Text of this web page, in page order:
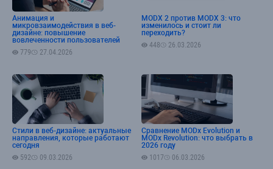
Анимация и
микровзаимодействия в веб-
дизайне: повышение
вовлеченности пользователей
779
27.04.2026
MODX 2 против MODX 3: что
изменилось и стоит ли
переходить?
448
26.03.2026
Стили в веб-дизайне: актуальные
направления, которые работают
сегодня
592
09.03.2026
Сравнение MODx Evolution и
MODx Revolution: что выбрать в
2026 году
1017
06.03.2026